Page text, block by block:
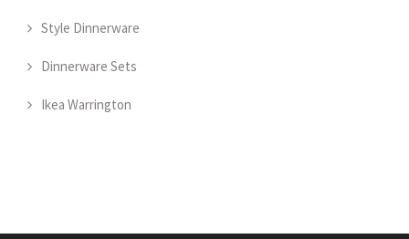
Style Dinnerware
Dinnerware Sets
Ikea Warrington